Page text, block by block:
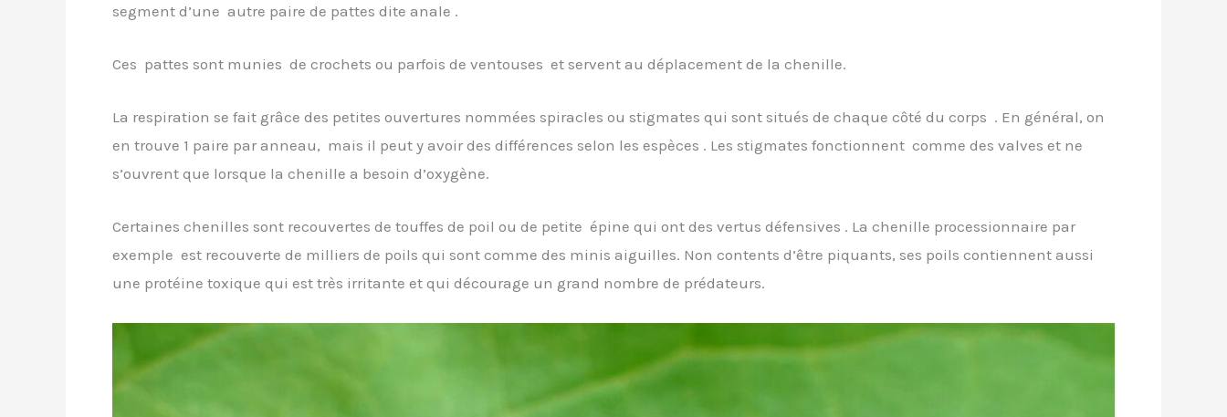
segment d’une autre paire de pattes dite anale .
Ces pattes sont munies de crochets ou parfois de ventouses et servent au déplacement de la chenille.
La respiration se fait grâce des petites ouvertures nommées spiracles ou stigmates qui sont situés de chaque côté du corps . En général, on
en trouve 1 paire par anneau, mais il peut y avoir des différences selon les espèces . Les stigmates fonctionnent comme des valves et ne
s’ouvrent que lorsque la chenille a besoin d’oxygène.
Certaines chenilles sont recouvertes de touffes de poil ou de petite épine qui ont des vertus défensives . La chenille processionnaire par
exemple est recouverte de milliers de poils qui sont comme des minis aiguilles. Non contents d’être piquants, ses poils contiennent aussi
une protéine toxique qui est très irritante et qui décourage un grand nombre de prédateurs.